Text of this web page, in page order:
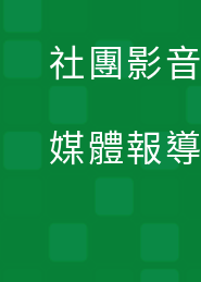
社團影音
媒體報導